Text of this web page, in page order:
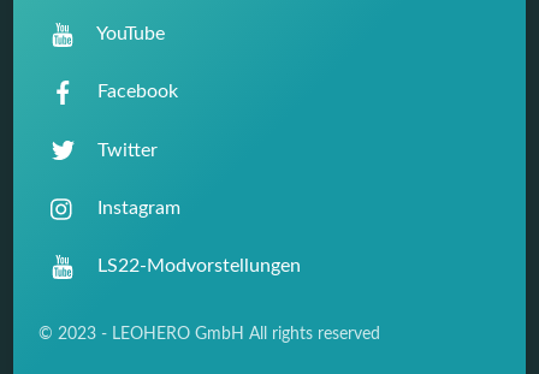
YouTube
Facebook
Twitter
Instagram
LS22-Modvorstellungen
© 2023 - LEOHERO GmbH All rights reserved